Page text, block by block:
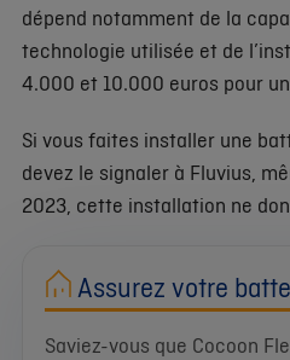
dépend notamment de la
technologie utilisée et de
4.000 et 10.000 euros pour
Si vous faites installer une
devez le signaler à Fluvius,
2023, cette installation ne
Assurez votre
Saviez-vous que Cocoon